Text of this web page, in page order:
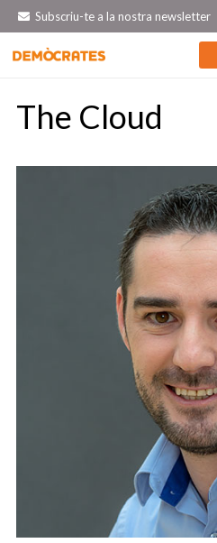
Subscriu-te a la nostra newsletter
The Cloud